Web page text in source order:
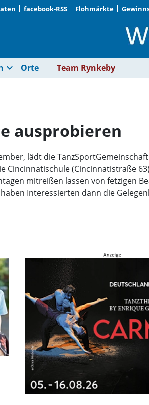
facebook-RSS Flohmärkte
Kostenlos
expand_more Orte Team Rynkeby
ausprobieren
lädt die
(Cincinnatistraße
mitreißen lassen von fetzigen
Interessierten dann die